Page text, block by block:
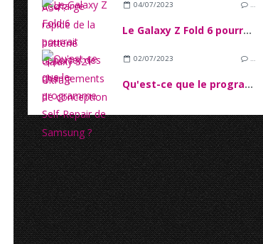
04/07/2023 …
Le Galaxy Z Fold 6 pourrait apporter des changements de conception
02/07/2023 …
Qu'est-ce que le programme Self-Repair de Samsung ?